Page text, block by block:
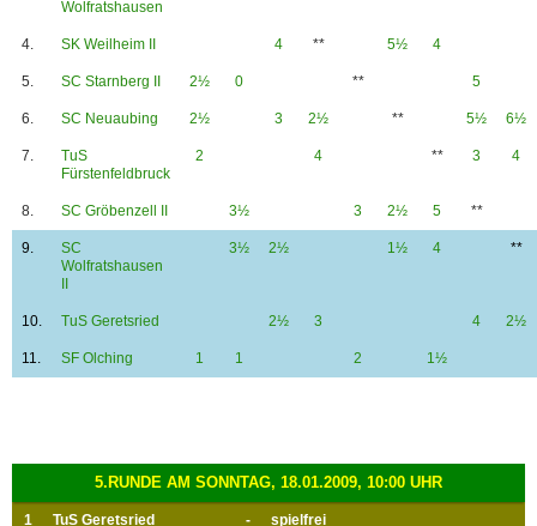
Wolfratshausen
4. SK Weilheim II 4 ** 5½ 4
5. SC Starnberg II 2½ 0 ** 5
6. SC Neuaubing 2½ 3 2½ ** 5½ 6½
7.
TuS
Fürstenfeldbruck
2 4 ** 3 4
8. SC Gröbenzell II 3½ 3 2½ 5 **
9.
SC
Wolfratshausen
II
3½ 2½ 1½ 4 **
10. TuS Geretsried 2½ 3 4 2½
11. SF Olching 1 1 2 1½
5.RUNDE AM SONNTAG, 18.01.2009, 10:00 UHR
1 TuS Geretsried - spielfrei